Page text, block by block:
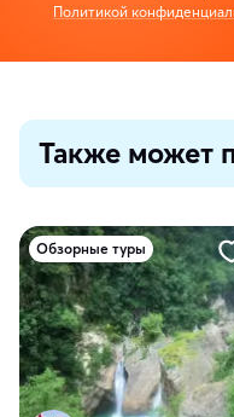
Политикой
Также может
Обзорные туры